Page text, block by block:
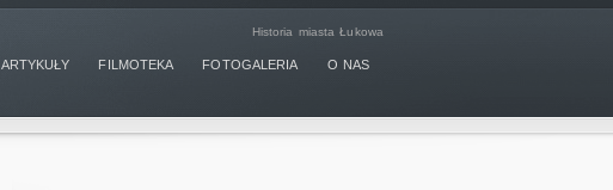
Historia miasta Łukowa
ARTYKUŁY FILMOTEKA FOTOGALERIA O NAS